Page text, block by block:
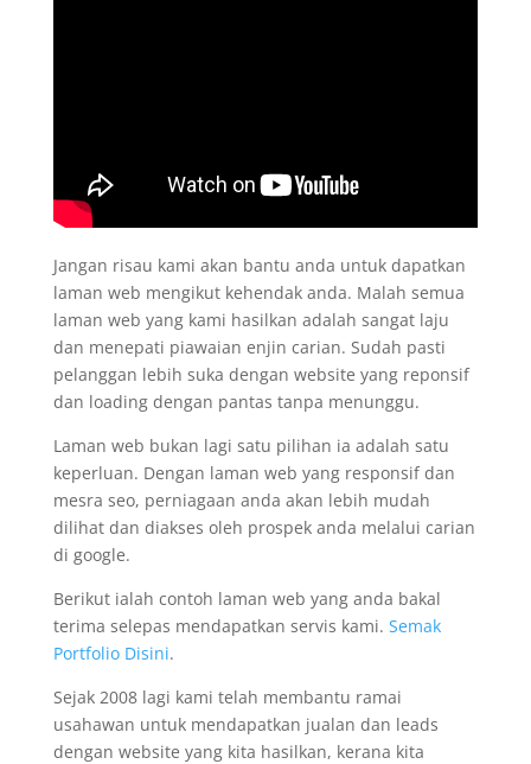
Jangan risau kami akan bantu anda untuk dapatkan
laman web mengikut kehendak anda. Malah semua
laman web yang kami hasilkan adalah sangat laju
dan menepati piawaian enjin carian. Sudah pasti
pelanggan lebih suka dengan website yang reponsif
dan loading dengan pantas tanpa menunggu.
Laman web bukan lagi satu pilihan ia adalah satu
keperluan. Dengan laman web yang responsif dan
mesra seo, perniagaan anda akan lebih mudah
dilihat dan diakses oleh prospek anda melalui carian
di google.
Berikut ialah contoh laman web yang anda bakal
terima selepas mendapatkan servis kami. Semak
Portfolio Disini.
Sejak 2008 lagi kami telah membantu ramai
usahawan untuk mendapatkan jualan dan leads
dengan website yang kita hasilkan, kerana kita